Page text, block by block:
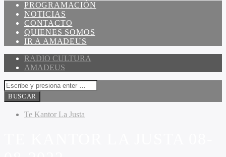
PROGRAMACIÓN
NOTICIAS
CONTACTO
QUIENES SOMOS
IR A AMADEUS
RADIO CULTURA
AMADEUS
Te Kantor La Justa